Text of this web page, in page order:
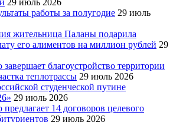
работы за полугодие 29 июль
жительница Паланы подарила
его алиментов на миллион рублей 29
завершает благоустройство территории
теплотрассы 29 июль 2026
студенческой путине
29 июль 2026
предлагает 14 договоров целевого
29 июль 2026